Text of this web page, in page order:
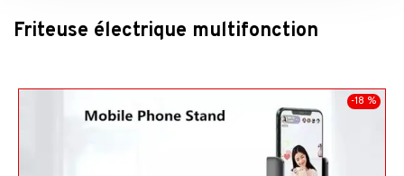
Friteuse électrique multifonction
-18 %